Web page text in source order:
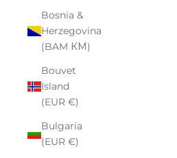
Bosnia &
Herzegovina
(BAM КМ)
Bouvet
Island
(EUR €)
Bulgaria
(EUR €)